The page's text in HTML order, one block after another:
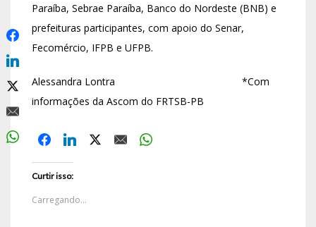
Paraíba, Sebrae Paraíba, Banco do Nordeste (BNB) e
prefeituras participantes, com apoio do Senar,
Fecomércio, IFPB e UFPB.
Alessandra Lontra *Com
informações da Ascom do FRTSB-PB
Curtir isso:
Carregando...